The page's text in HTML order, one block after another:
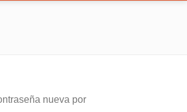
nueva por